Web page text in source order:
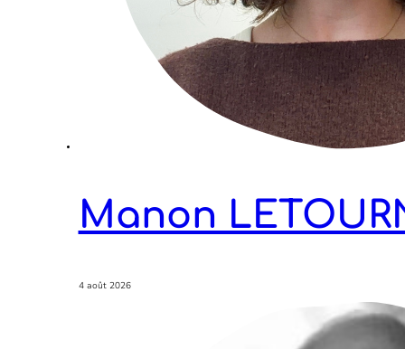
Manon
4 août 2026